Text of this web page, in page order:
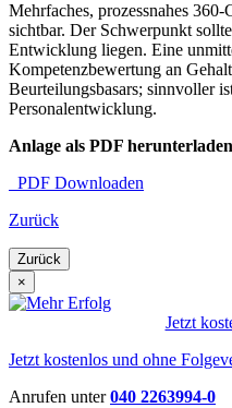
Mehrfaches, prozessnahes
sichtbar. Der Schwerpunkt
Entwicklung liegen. Eine
Kompetenzbewertung an
Beurteilungsbasars; sinnvoller
Personalentwicklung.
Anlage als PDF herunterladen
PDF Downloaden
Zurück
Zurück
×
Jetzt
Jetzt kostenlos und ohne
Anrufen unter040 2263994-0